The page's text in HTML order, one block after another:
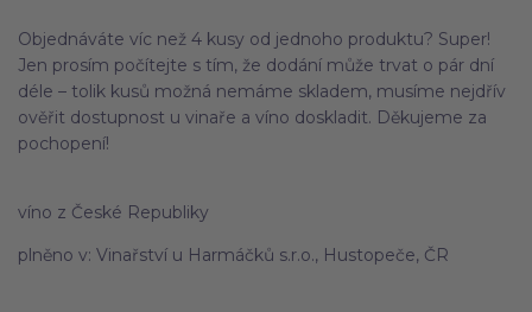
Objednáváte víc než 4 kusy od jednoho produktu? Super!
Jen prosím počítejte s tím, že dodání může trvat o pár dní
déle – tolik kusů možná nemáme skladem, musíme nejdřív
ověřit dostupnost u vinaře a víno doskladit. Děkujeme za
pochopení!
víno z České Republiky
plněno v: Vinařství u Harmáčků s.r.o., Hustopeče, ČR